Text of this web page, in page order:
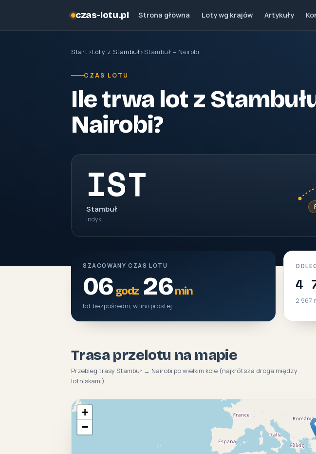
czas-lotu.pl Strona główna Loty wg krajów Artykuły
Start ›Loty z Stambuł› Stambuł – Nairobi
CZAS LOTU
Ile trwa lot z
Nairobi?
IST
Stambuł
indyk
SZACOWANY CZAS LOTU
06 godz26min
lot bezpośredni, w linii prostej
4
2 967
Trasa przelotu na mapie
Przebieg trasy Stambuł → Nairobi po wielkim kole (najkrótsza droga między
lotniskami).
+
−